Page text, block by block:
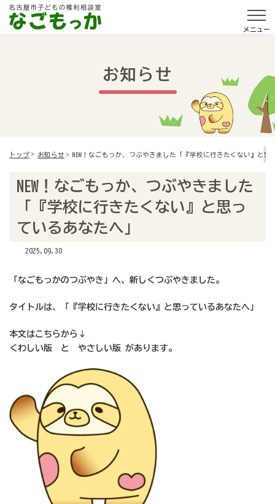
メニュー
お知らせ
トップ お知らせ NEW！なごもっか、つぶやきました「『学校に行きたくない』と思
NEW！なごもっか、つぶやきました
「『学校に行きたくない』と思っ
ているあなたへ」
2025.09.30
「なごもっかのつぶやき」へ、新しくつぶやきました。
タイトルは、「『学校に行きたくない』と思っているあなたへ」
本文はこちらから↓
くわしい版 と やさしい版 があります。